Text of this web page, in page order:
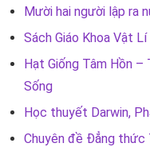
Mười hai người lập ra
Sách Giáo Khoa Vật
Hạt Giống Tâm Hồn –
Sống
Học thuyết Darwin,
Chuyên đề Đẳng thức